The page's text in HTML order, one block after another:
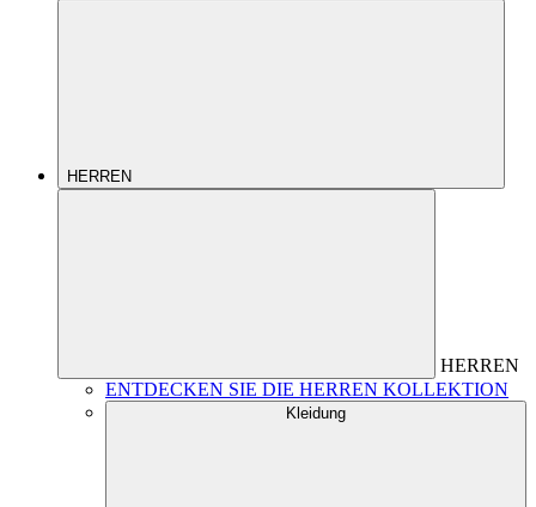
HERREN
HERREN
ENTDECKEN SIE DIE HERREN KOLLEKTION
Kleidung